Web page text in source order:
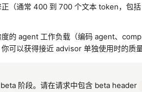
（通常 400 到 700 个文本 token，包
的 agent 工作负载（编码 agent、
可以获得接近 advisor 单独使用时的
阶段。请在请求中包含 beta header